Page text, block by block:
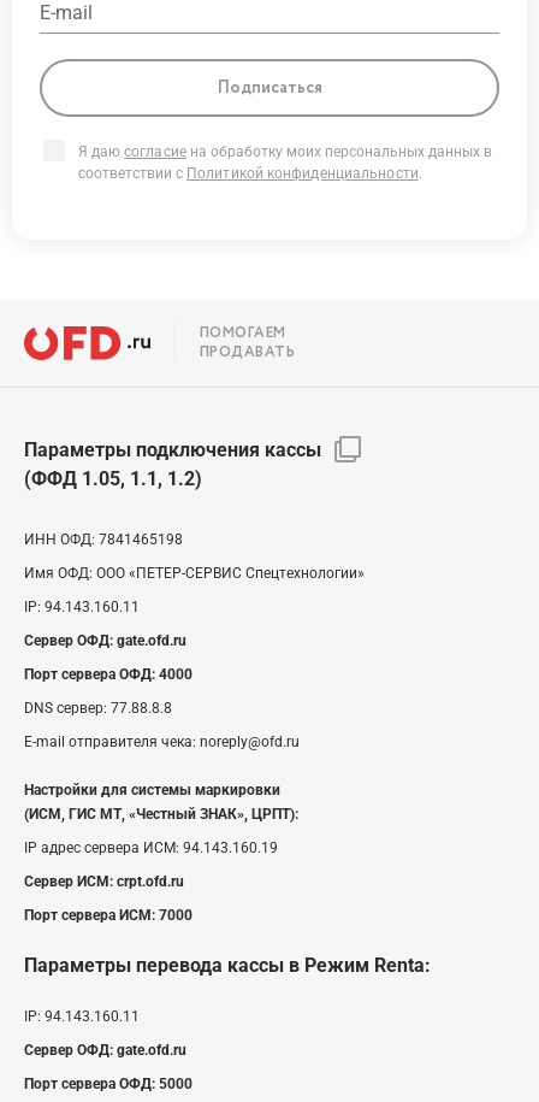
E-mail
Подписаться
Я даю согласиена обработку моих персональных данных в
соответствии с Политикой конфиденциальности.
ПОМОГАЕМ
ПРОДАВАТЬ
Параметры подключения кассы
(ФФД 1.05, 1.1, 1.2)
ИНН ОФД: 7841465198
Имя ОФД: ООО «ПЕТЕР-СЕРВИС Спецтехнологии»
IP: 94.143.160.11
Сервер ОФД: gate.ofd.ru
Порт сервера ОФД: 4000
DNS сервер: 77.88.8.8
E-mail отправителя чека: noreply@ofd.ru
Настройки для системы маркировки
(ИСМ, ГИС МТ, «Честный ЗНАК», ЦРПТ):
IP адрес сервера ИСМ: 94.143.160.19
Сервер ИСМ: crpt.ofd.ru
Порт сервера ИСМ: 7000
Параметры перевода кассы в Режим Renta:
IP: 94.143.160.11
Сервер ОФД: gate.ofd.ru
Порт сервера ОФД: 5000